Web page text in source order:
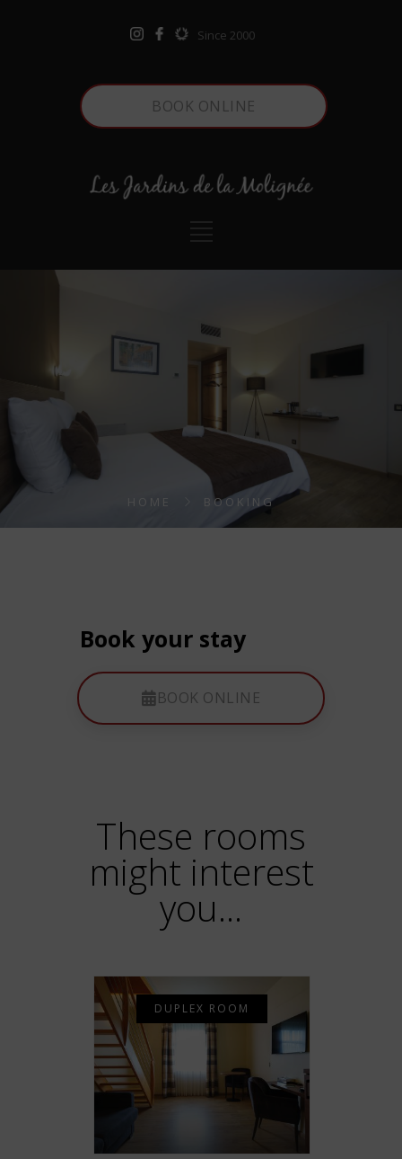
Since 2000
BOOK ONLINE
HOME BOOKING
Book your stay
BOOK ONLINE
These rooms
might interest
you...
DUPLEX ROOM